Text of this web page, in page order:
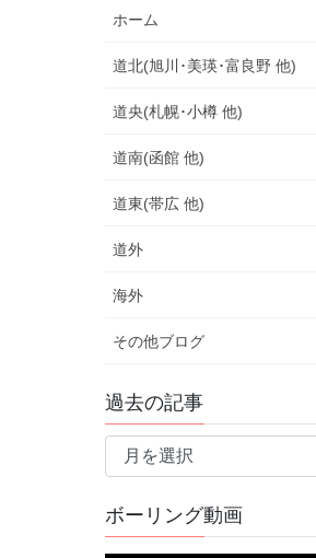
ホーム
道北(旭川･美瑛･富良野 他)
道央(札幌･小樽 他)
道南(函館 他)
道東(帯広 他)
道外
海外
その他ブログ
過去の記事
過
記
事
ボーリング動画